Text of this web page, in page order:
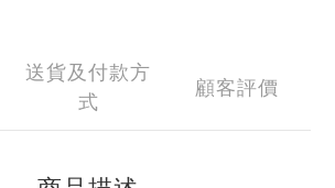
送貨及付款方
式
顧客評價